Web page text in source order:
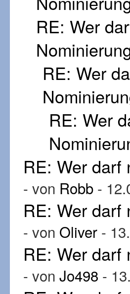
RE: Wer
RE: Wer
RE: Wer
RE: Wer darf
- von Robb -
RE: Wer darf
- von Oliver -
RE: Wer darf
- von Jo498 -